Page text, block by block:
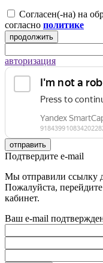
Согласен(-на) на
согласно политике
продолжить
авторизация
отправить
Подтвердите e-mail
Мы отправили ссылку
Пожалуйста,
кабинет.
Ваш e-mail